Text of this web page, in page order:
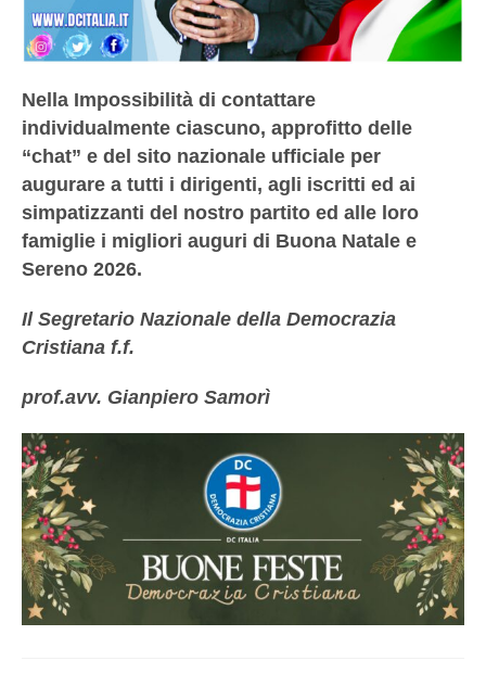
Nella Impossibilità di contattare
individualmente ciascuno, approfitto delle
“chat” e del sito nazionale ufficiale per
augurare a tutti i dirigenti, agli iscritti ed ai
simpatizzanti del nostro partito ed alle loro
famiglie i migliori auguri di Buona Natale e
Sereno 2026.
Il Segretario Nazionale della Democrazia
Cristiana f.f.
prof.avv. Gianpiero Samorì